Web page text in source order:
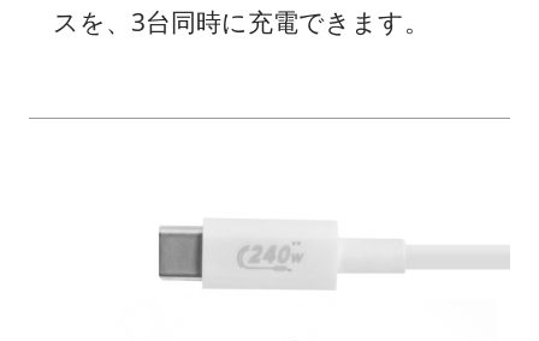
スを、3台同時に充電できます。